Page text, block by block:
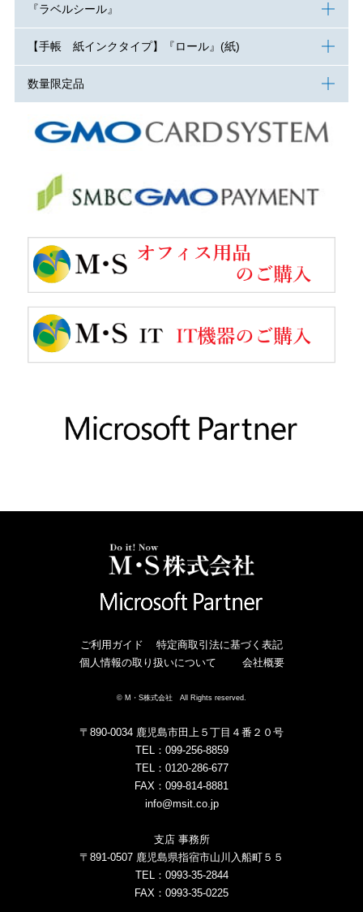
『ラベルシール』
【手帳 紙インクタイプ】『ロール』(紙)
数量限定品
ご利用ガイド
特定商取引法に基づく表記
個人情報の取り扱いについて
会社概要
© M・S株式会社 All Rights reserved.
〒890-0034 鹿児島市田上５丁目４番２０号
TEL：099-256-8859
TEL：0120-286-677
FAX：099-814-8881
info@msit.co.jp
支店 事務所
〒891-0507 鹿児島県指宿市山川入船町５５
TEL：0993-35-2844
FAX：0993-35-0225